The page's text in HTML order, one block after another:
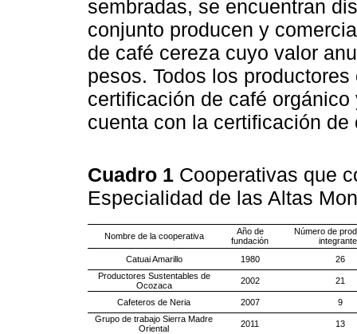
sembradas, se encuentran
conjunto producen y
de café cereza cuyo valor
pesos. Todos los
certificación de café
cuenta con la certificación de
Cuadro 1 Cooperativas que
Especialidad de las Altas
Nombre de la cooperativa
Año de
fundación
Número de
Catuai Amarillo
1980
26
Productores Sustentables de
Ocozaca
2002 21
Cafeteros de Neria 2007
9
Grupo de trabajo Sierra Madre
Oriental
2011
13